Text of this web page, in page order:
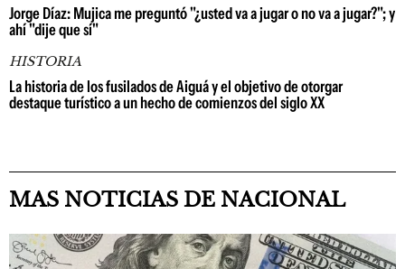
Jorge Díaz: Mujica me preguntó "¿usted va a jugar o no va a jugar?"; y
ahí "dije que sí"
HISTORIA
La historia de los fusilados de Aiguá y el objetivo de otorgar
destaque turístico a un hecho de comienzos del siglo XX
MAS NOTICIAS DE NACIONAL